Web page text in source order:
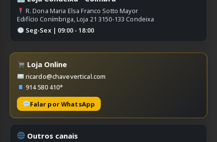
R. Dona Maria Elsa Franco Sotto Mayor
Edifício Conímbriga, Loja 21 3150-133 Condeixa
Seg-Sex | 09:00 - 18:00
Loja Online
ricardo@chavevertical.com
914 580 410*
Falar por WhatsApp
Outros canais